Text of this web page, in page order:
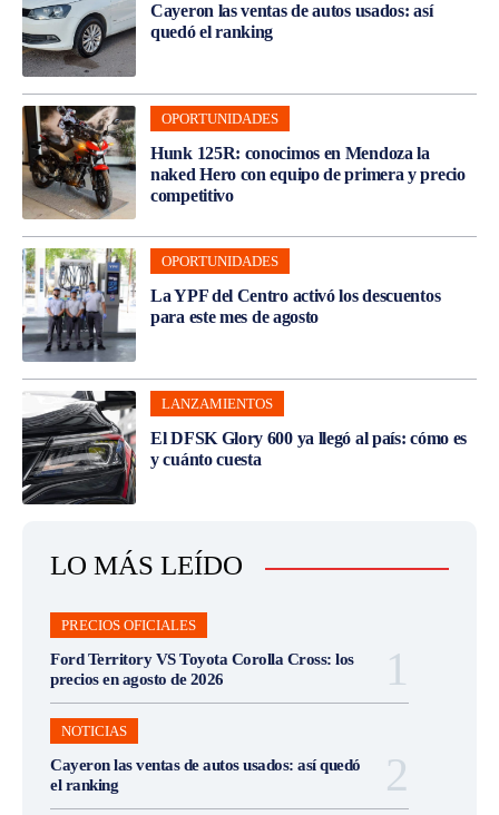
Cayeron las ventas de autos usados: así
quedó el ranking
OPORTUNIDADES
Hunk 125R: conocimos en Mendoza la
naked Hero con equipo de primera y precio
competitivo
OPORTUNIDADES
La YPF del Centro activó los descuentos
para este mes de agosto
LANZAMIENTOS
El DFSK Glory 600 ya llegó al país: cómo es
y cuánto cuesta
LO MÁS LEÍDO
PRECIOS OFICIALES
Ford Territory VS Toyota Corolla Cross: los
precios en agosto de 2026
NOTICIAS
Cayeron las ventas de autos usados: así quedó
el ranking